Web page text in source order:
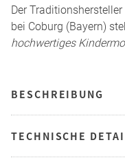
Der Traditionshersteller
bei Coburg (Bayern)
hochwertiges
BESCHREIBUNG
TECHNISCHE